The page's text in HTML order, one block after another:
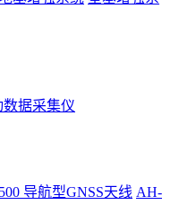
据采集仪
导航型GNSS天线 AH-